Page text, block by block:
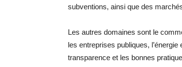
subventions, ainsi que des
Les autres domaines sont le
les entreprises publiques,
transparence et les bonnes